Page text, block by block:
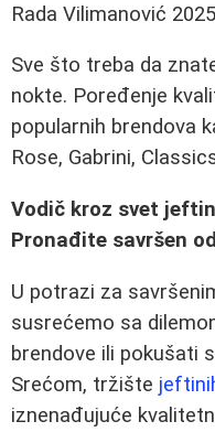
Rada Vilimanović
Sve što treba da
nokte. Poređenje
popularnih brendova
Rose, Gabrini,
Vodič kroz svet
Pronađite savršen
U potrazi za
susrećemo sa
brendove ili pokušati
Srećom, tržište
iznenađujuće